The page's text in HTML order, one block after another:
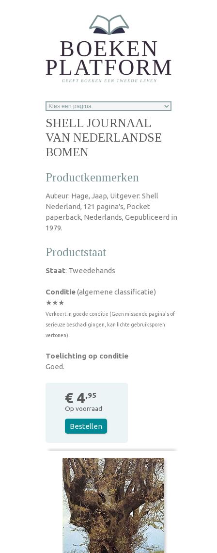
SHELL JOURNAAL
VAN NEDERLANDSE
BOMEN
Productkenmerken
Auteur: Hage, Jaap, Uitgever: Shell
Nederland, 121 pagina's, Pocket
paperback, Nederlands, Gepubliceerd in
1979.
Productstaat
Staat: Tweedehands
Conditie(algemene classificatie)
★★★
Verkeert in goede conditie (Geen missende pagina's of
serieuze beschadigingen, kan lichte gebruiksporen
vertonen)
Toelichting op conditie
Goed.
€ 4,95
Op voorraad
Bestellen